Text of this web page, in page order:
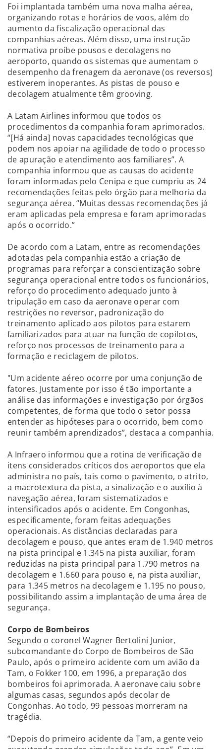
Foi implantada também uma nova malha aérea,
organizando rotas e horários de voos, além do
aumento da fiscalização operacional das
companhias aéreas. Além disso, uma instrução
normativa proíbe pousos e decolagens no
aeroporto, quando os sistemas que aumentam o
desempenho da frenagem da aeronave (os reversos)
estiverem inoperantes. As pistas de pouso e
decolagem atualmente têm grooving.
A Latam Airlines informou que todos os
procedimentos da companhia foram aprimorados.
“[Há ainda] novas capacidades tecnológicas que
podem nos apoiar na agilidade de todo o processo
de apuração e atendimento aos familiares”. A
companhia informou que as causas do acidente
foram informadas pelo Cenipa e que cumpriu as 24
recomendações feitas pelo órgão para melhoria da
segurança aérea. “Muitas dessas recomendações já
eram aplicadas pela empresa e foram aprimoradas
após o ocorrido.”
De acordo com a Latam, entre as recomendações
adotadas pela companhia estão a criação de
programas para reforçar a conscientização sobre
segurança operacional entre todos os funcionários,
reforço do procedimento adequado junto à
tripulação em caso da aeronave operar com
restrições no reversor, padronização do
treinamento aplicado aos pilotos para estarem
familiarizados para atuar na função de copilotos,
reforço nos processos de treinamento para a
formação e reciclagem de pilotos.
"Um acidente aéreo ocorre por uma conjunção de
fatores. Justamente por isso é tão importante a
análise das informações e investigação por órgãos
competentes, de forma que todo o setor possa
entender as hipóteses para o ocorrido, bem como
reunir também aprendizados”, destaca a companhia.
A Infraero informou que a rotina de verificação de
itens considerados críticos dos aeroportos que ela
administra no país, tais como o pavimento, o atrito,
a macrotextura da pista, a sinalização e o auxílio à
navegação aérea, foram sistematizados e
intensificados após o acidente. Em Congonhas,
especificamente, foram feitas adequações
operacionais. As distâncias declaradas para
decolagem e pouso, que antes eram de 1.940 metros
na pista principal e 1.345 na pista auxiliar, foram
reduzidas na pista principal para 1.790 metros na
decolagem e 1.660 para pouso e, na pista auxiliar,
para 1.345 metros na decolagem e 1.195 no pouso,
possibilitando assim a implantação de uma área de
segurança.
Corpo de Bombeiros
Segundo o coronel Wagner Bertolini Junior,
subcomandante do Corpo de Bombeiros de São
Paulo, após o primeiro acidente com um avião da
Tam, o Fokker 100, em 1996, a preparação dos
bombeiros foi aprimorada. A aeronave caiu sobre
algumas casas, segundos após decolar de
Congonhas. Ao todo, 99 pessoas morreram na
tragédia.
“Depois do primeiro acidente da Tam, a gente veio